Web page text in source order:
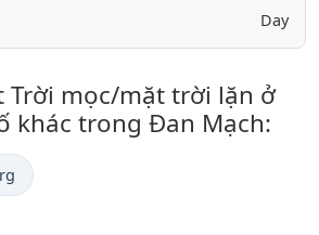
Day
Trời mọc/mặt trời lặn ở
khác trong Đan Mạch: